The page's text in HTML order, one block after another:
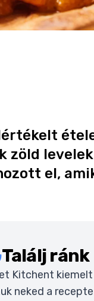
zöld
el,
Találj
Kitchent
neked a